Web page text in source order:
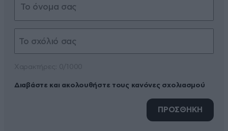
Διαβάστε και ακολουθήστε τους κανόνες σχολιασμού
ΠΡΟΣΘΗΚΗ